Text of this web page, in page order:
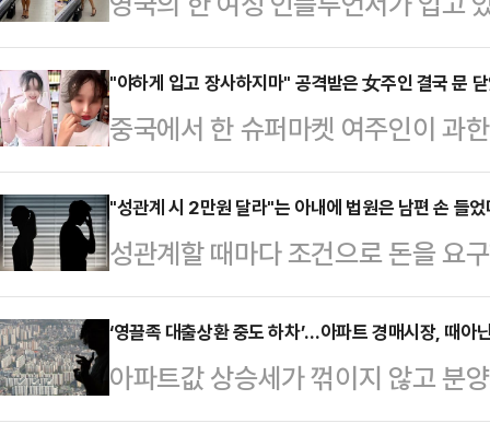
가 개인 전용기를 타고 아제르바이
프는 텔레그램이 범죄에 악용되는
받고 있다. 텔레그램에서 많은 범죄
을 묻겠다는 것이…
숨겨 놓는 영상을 공개해 현지 주
각) 데일리메일에 따르면 성인모델
는 최근 스페인의 한 휴양지를 방문
이 입고 있던 속옷을 숨겨두는 엽기
다.공개된 영상들에 따르면 로페즈
료품 코너 등에 숨겨놓고 있다.또한
신 뒤 일어나 치마…
"야하게 입고 장사하지마" 공격받은 女주인 결국 문
중국에서 한 슈퍼마켓 여주인이 과
닫게 됐다.23(현지시간) 홍콩 사우
저장성 항저우에서 작은 슈퍼마켓
서 유명세를 탔는데, 이로인해 주변
됐다.현지 매체인 레드스타뉴스는
영상이 이달 초 중국 SNS를 통해
부 주민들은 그녀의 옷차림이 부적
고했다.경쟁 업체로 …
"성관계 시 2만원 달라"는 아내에 법원은 남편 손 들었
성관계할 때마다 조건으로 돈을 요
남편의 손을 들어줬다.최근 태국
가 아내를 상대로 제기한 이혼 소송
다.이들은 2014년 결혼해 2명의
터 성관계를 월 1회로 제한하는 등
‘영끌족 대출상환 중도 하차’…아파트 경매시장, 때아닌
아파트값 상승세가 꺾이지 않고 분
실수요자들의 발길이 경매시장으